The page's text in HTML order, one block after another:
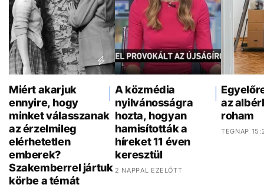
Miért akarjuk
ennyire, hogy
minket válasszanak
az érzelmileg
elérhetetlen
emberek?
Szakemberrel jártuk
körbe a témát
A közmédia
nyilvánosságra
hozta, hogyan
hamisították a
híreket 11 éven
keresztül
2 NAPPAL EZELŐTT
az
roham
TEGNAP